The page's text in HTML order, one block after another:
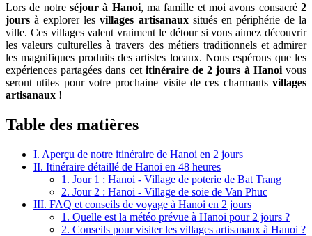
Lors de notre séjour à Hanoi, ma famille et moi avons consacré2
jours à explorer lesvillages artisanauxsitués en périphérie de la
ville. Ces villages valent vraiment le détour si vous aimez découvrir
les valeurs culturelles à travers des métiers traditionnels et admirer
les magnifiques produits des artistes locaux. Nous espérons que les
expériences partagées dans cet itinéraire de 2 jours à Hanoivous
seront utiles pour votre prochaine visite de ces charmants villages
artisanaux !
Table des matières
I. Aperçu de notre itinéraire de Hanoi en 2 jours
II. Itinéraire détaillé de Hanoi en 48 heures
1. Jour 1 : Hanoi - Village de poterie de Bat Trang
2. Jour 2 : Hanoi - Village de soie de Van Phuc
III. FAQ et conseils de voyage à Hanoi en 2 jours
1. Quelle est la météo prévue à Hanoi pour 2 jours ?
2. Conseils pour visiter les villages artisanaux à Hanoi ?